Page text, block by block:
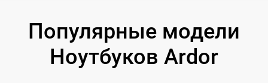
Популярные модели
Ноутбуков Ardor